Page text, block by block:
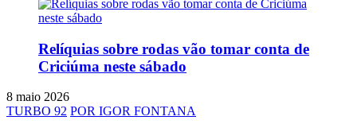
Relíquias sobre rodas vão tomar conta de
Criciúma neste sábado
8 maio 2026
TURBO 92 POR IGOR FONTANA